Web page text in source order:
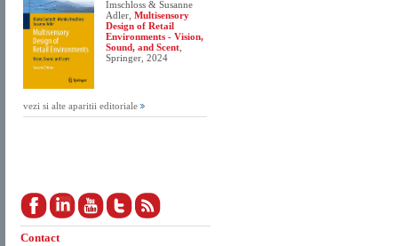
Imschloss & Susanne
Adler, Multisensory
Design of Retail
Environments - Vision,
Sound, and Scent
Springer, 2024
vezi si alte aparitii editoriale
Contact